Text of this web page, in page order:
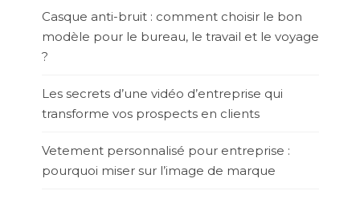
Casque anti-bruit : comment choisir le bon
modèle pour le bureau, le travail et le voyage
?
Les secrets d’une vidéo d’entreprise qui
transforme vos prospects en clients
Vetement personnalisé pour entreprise :
pourquoi miser sur l’image de marque